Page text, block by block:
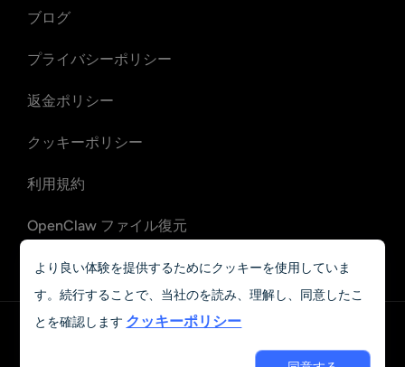
ブログ
プライバシーポリシー
返金ポリシー
クッキーポリシー
利用規約
OpenClaw ファイル復元
OpenClaw メール復旧
より良い体験を提供するためにクッキーを使用していま
す。続行することで、当社のを読み、理解し、同意したこ
とを確認します クッキーポリシー